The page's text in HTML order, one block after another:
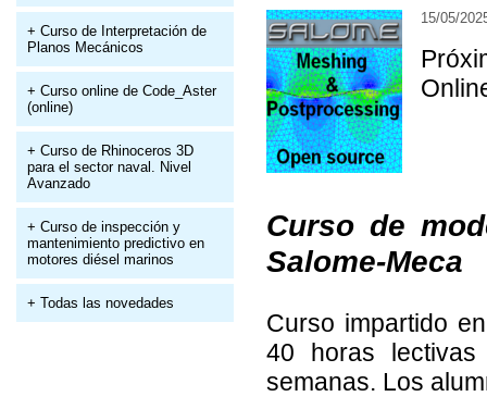
+ Curso de Interpretación de
Planos Mecánicos
+ Curso online de Code_Aster
(online)
+ Curso de Rhinoceros 3D
para el sector naval. Nivel
Avanzado
+ Curso de inspección y
mantenimiento predictivo en
motores diésel marinos
+ Todas las novedades
15/05/
Curso de
Salome-Meca
Curso impartido
40 horas
semanas. Los